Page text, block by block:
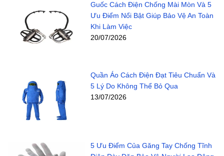
Guốc Cách Điện Chống Mài Mòn Và 5
Ưu Điểm Nổi Bật Giúp Bảo Vệ An Toàn
Khi Làm Việc
20/07/2026
Quần Áo Cách Điện Đạt Tiêu Chuẩn Và
5 Lý Do Không Thể Bỏ Qua
13/07/2026
5 Ưu Điểm Của Găng Tay Chống Tĩnh